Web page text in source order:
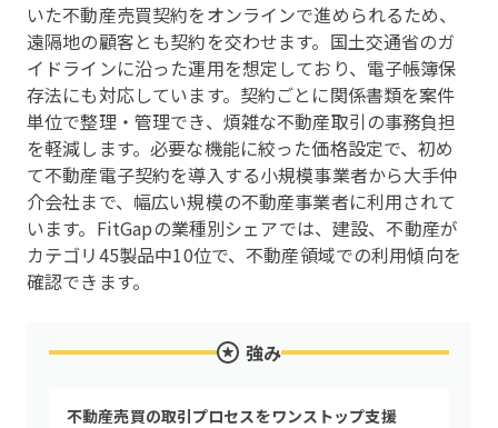
いた不動産売買契約をオンラインで進められるため、
遠隔地の顧客とも契約を交わせます。国土交通省のガ
イドラインに沿った運用を想定しており、電子帳簿保
存法にも対応しています。契約ごとに関係書類を案件
単位で整理・管理でき、煩雑な不動産取引の事務負担
を軽減します。必要な機能に絞った価格設定で、初め
て不動産電子契約を導入する小規模事業者から大手仲
介会社まで、幅広い規模の不動産事業者に利用されて
います。FitGapの業種別シェアでは、建設、不動産が
カテゴリ45製品中10位で、不動産領域での利用傾向を
確認できます。
強み
不動産売買の取引プロセスをワンストップ支援